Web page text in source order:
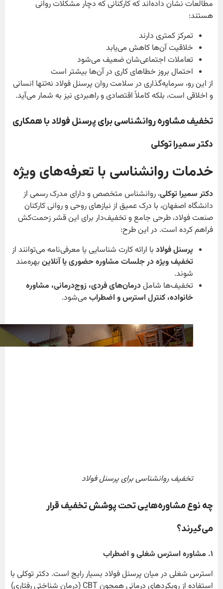
مطالعات نشان داده‌اند که کارکنانی که دچار مشکلات روانی
هستند:
تمرکز کمتری دارند
خلاقیت آن‌ها کاهش می‌یابد
تعاملات اجتماعی‌شان ضعیف می‌شود
احتمال بروز خطاهای کاری در آن‌ها بیشتر است
از این رو، سرمایه‌گذاری در سلامت روان پرسنل فولاد نه‌تنها انسانی
و اخلاقی است، بلکه کاملاً اقتصادی و راهبردی نیز به شمار می‌آید.
تخفیف مشاوره روانشناسی برای پرسنل فولاد با همکاری
دکتر سمیرا توکلی
خدمات روانشناسی با تعرفه‌های ویژه
دکتر سمیرا توکلی، روانشناس متخصص و دارای مدرک رسمی از
دانشگاه اصفهان، با درک عمیق از نیازهای روحی و روانی کارکنان
صنعت فولاد، طرحی جامع و تخفیف‌دار برای این قشر زحمت‌کش
فراهم کرده است. در این طرح:
پرسنل فولادبا ارائه کارت شناسایی یا معرفی‌نامه می‌توانند از
تخفیف ویژه در جلسات مشاوره حضوری یا آنلاینبهره‌مند
شوند.
تخفیف‌ها شاملدرمان‌های فردی، زوج‌درمانی، مشاوره
خانواده، کنترل استرس و اضطرابمی‌شود.
تخفیف روانشناسی برای پرسنل فولاد
چه نوع مشاوره‌هایی تحت پوشش تخفیف قرار
می‌گیرند؟
۱. مشاوره استرس شغلی و اضطراب
استرس شغلی در میان پرسنل فولاد بسیار رایج است. دکتر توکلی با
استفاده از رویکردهای درمانی همچون CBT (درمان شناختی رفتاری)